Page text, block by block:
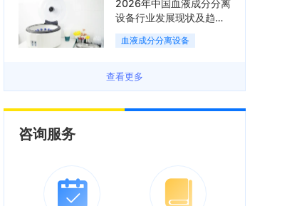
2026年中国血液成分分离
设备行业发展现状及趋势
分析：国产化替代与集中
度逐渐提升「图」
血液成分分离设备
查看更多
咨询服务